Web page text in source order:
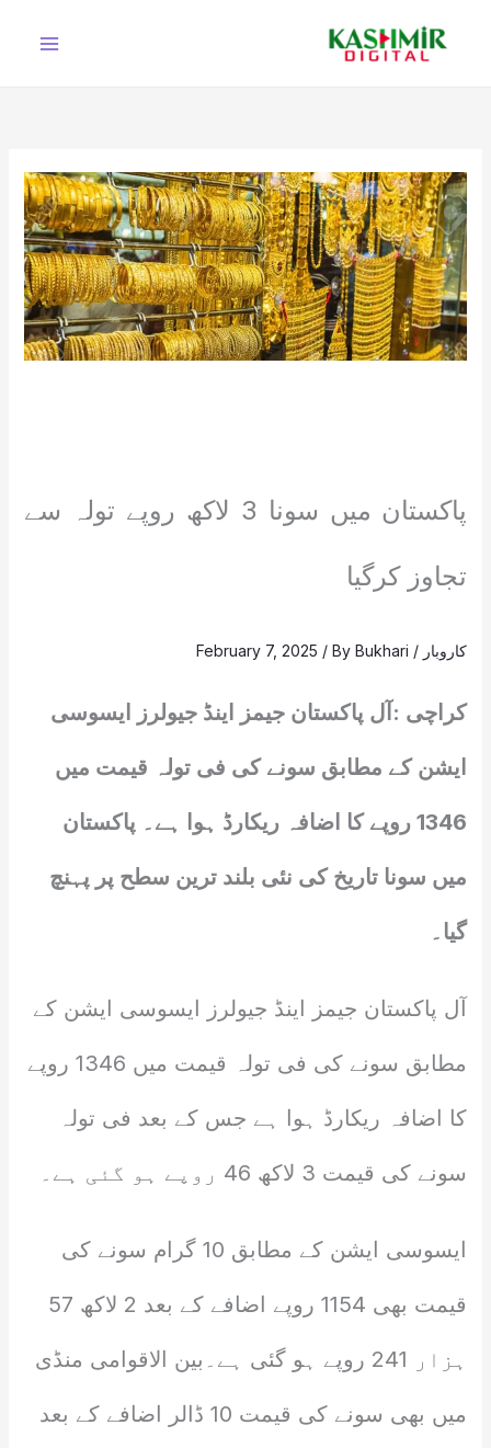
پاکستان میں سونا 3 لاکھ روپے تولہ سے
تجاوز کرگیا
کاروبار /
February 7, 2025 / ByBukhari
کراچی :آل پاکستان جیمز اینڈ جیولرز ایسوسی
ایشن کے مطابق سونے کی فی تولہ قیمت میں
1346 روپے کا اضافہ ریکارڈ ہوا ہے۔ پاکستان
میں سونا تاریخ کی نئی بلند ترین سطح پر پہنچ
گیا۔
آل پاکستان جیمز اینڈ جیولرز ایسوسی ایشن کے
مطابق سونے کی فی تولہ قیمت میں 1346 روپے
کا اضافہ ریکارڈ ہوا ہے جس کے بعد فی تولہ
سونے کی قیمت 3 لاکھ 46 روپے ہو گئی ہے۔
ایسوسی ایشن کے مطابق 10 گرام سونے کی
قیمت بھی 1154 روپے اضافے کے بعد 2 لاکھ 57
ہزار 241 روپے ہو گئی ہے۔بین الاقوامی منڈی
میں بھی سونے کی قیمت 10 ڈالر اضافے کے بعد